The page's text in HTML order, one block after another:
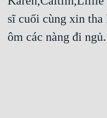
sĩ cuối cùng xin
ôm các nàng đi ngủ.